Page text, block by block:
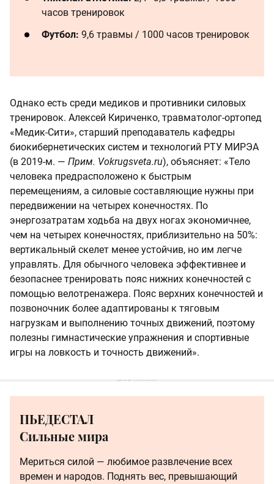
часов тренировок
Футбол: 9,6 травмы / 1000 часов тренировок
Однако есть среди медиков и противники силовых
тренировок. Алексей Кириченко, травматолог-ортопед
«Медик-Сити», старший преподаватель кафедры
биокибернетических систем и технологий РТУ МИРЭА
(в 2019-м. — Прим. Vokrugsveta.ru), объясняет: «Тело
человека предрасположено к быстрым
перемещениям, а силовые составляющие нужны при
передвижении на четырех конечностях. По
энергозатратам ходьба на двух ногах экономичнее,
чем на четырех конечностях, приблизительно на 50%:
вертикальный скелет менее устойчив, но им легче
управлять. Для обычного человека эффективнее и
безопаснее тренировать пояс нижних конечностей с
помощью велотренажера. Пояс верхних конечностей и
позвоночник более адаптированы к тяговым
нагрузкам и выполнению точных движений, поэтому
полезны гимнастические упражнения и спортивные
игры на ловкость и точность движений».
ПЬЕДЕСТАЛ
Сильные мира
Мериться силой — любимое развлечение всех
времен и народов. Поднять вес, превышающий